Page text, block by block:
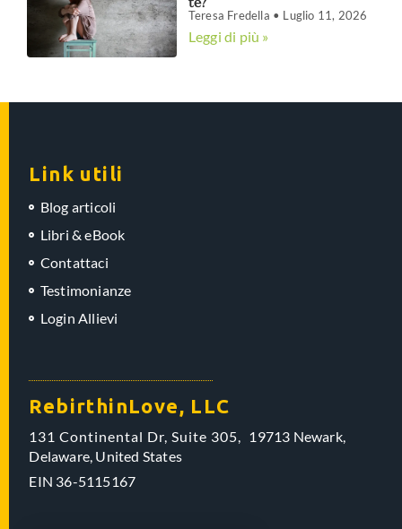
Teresa Fredella Luglio 11, 2026
Leggi di più »
Link utili
Blog articoli
Libri & eBook
Contattaci
Testimonianze
Login Allievi
RebirthinLove, LLC
131 Continental Dr, Suite 305, 19713 Newark,
Delaware, United States
EIN 36-5115167